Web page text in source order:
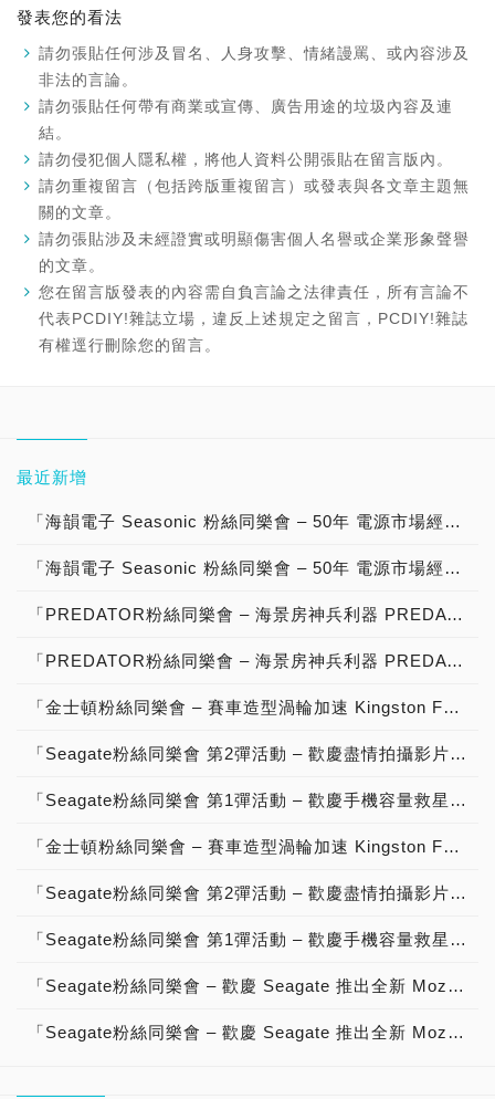
發表您的看法
請勿張貼任何涉及冒名、人身攻擊、情緒謾罵、或內容涉及
非法的言論。
請勿張貼任何帶有商業或宣傳、廣告用途的垃圾內容及連
結。
請勿侵犯個人隱私權，將他人資料公開張貼在留言版內。
請勿重複留言（包括跨版重複留言）或發表與各文章主題無
關的文章。
請勿張貼涉及未經證實或明顯傷害個人名譽或企業形象聲譽
的文章。
您在留言版發表的內容需自負言論之法律責任，所有言論不
代表PCDIY!雜誌立場，違反上述規定之留言，PCDIY!雜誌
有權逕行刪除您的留言。
最近新增
「海韻電子 Seasonic 粉絲同樂會 – 50年 電源市場經營有成，ATX 3優質電源供應器 NVIDIA GeForce RTX 50系列 顯示卡 最佳絕配，分享文章抽大獎」【得獎公告】
「海韻電子 Seasonic 粉絲同樂會 – 50年 電源市場經營有成，ATX 3優質電源供應器 NVIDIA GeForce RTX 50系列 顯示卡 最佳絕配，分享文章抽大獎」活動說明！
「PREDATOR粉絲同樂會 – 海景房神兵利器 PREDATOR Vesta II RGB DDR5-6000 32GB超頻記憶體，高速效能、超低延遲、用料紮實、酷炫造型、質感設計，分享文章抽大獎」【得獎公告】
「PREDATOR粉絲同樂會 – 海景房神兵利器 PREDATOR Vesta II RGB DDR5-6000 32GB超頻記憶體，高速效能、超低延遲、用料紮實、酷炫造型、質感設計，分享文章抽大獎」活動說明！
「金士頓粉絲同樂會 – 賽車造型渦輪加速 Kingston FURY Renegade DDR5 RGB Limited Edition 48GB神兵利器，高速效能、用料紮實、酷炫外型、質感設計，分享影片抽大獎」【得獎公告】
「Seagate粉絲同樂會 第2彈活動 – 歡慶盡情拍攝影片 Seagate One Touch SSD 固態硬碟 重磅登場，高速傳輸、輕薄便攜、質感設計，分享影片抽大獎！」【得獎公告】
「Seagate粉絲同樂會 第1彈活動 – 歡慶手機容量救星 Seagate One Touch SSD 固態硬碟 神兵利器，Type-C 傳輸一切都迎刃而解，分享影片抽大獎！」【得獎公告】
「金士頓粉絲同樂會 – 賽車造型渦輪加速 Kingston FURY Renegade DDR5 RGB Limited Edition 48GB神兵利器，高速效能、用料紮實、酷炫外型、質感設計，分享影片抽大獎」活動說明！【已結束】
「Seagate粉絲同樂會 第2彈活動 – 歡慶盡情拍攝影片 Seagate One Touch SSD 固態硬碟 重磅登場，高速傳輸、輕薄便攜、質感設計，分享影片抽大獎！」活動說明！【已結束】
「Seagate粉絲同樂會 第1彈活動 – 歡慶手機容量救星 Seagate One Touch SSD 固態硬碟 神兵利器，Type-C 傳輸一切都迎刃而解，分享影片抽大獎！」活動說明！【已結束】
「Seagate粉絲同樂會 – 歡慶 Seagate 推出全新 Mozaic 3+ 硬碟平台 帶來超越 30TB 進入 50TB 超大容量硬碟，分享文章抽大獎！」【得獎公告】
「Seagate粉絲同樂會 – 歡慶 Seagate 推出全新 Mozaic 3+ 硬碟平台 帶來超越 30TB 進入 50TB 超大容量硬碟，分享文章抽大獎！」活動說明【已結束】